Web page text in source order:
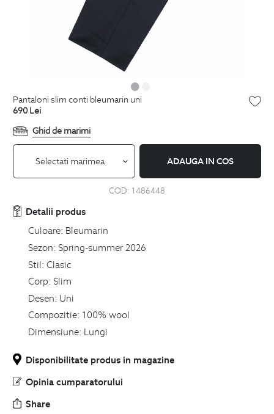
pantaloni slim conti bleumarin uni
690 Lei
Ghid de marimi
Selectati marimea ADAUGA IN COS
COD: 1486448
Detalii produs
Culoare: Bleumarin
Sezon: Spring-summer 2026
Stil: Clasic
Corp: Slim
Desen: Uni
Compozitie: 100% wool
Dimensiune: Lungi
Disponibilitate produs in magazine
Opinia cumparatorului
Share